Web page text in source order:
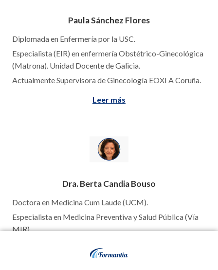
Paula Sánchez Flores
Diplomada en Enfermería por la USC.
Especialista (EIR) en enfermería Obstétrico-Ginecológica
(Matrona). Unidad Docente de Galicia.
Actualmente Supervisora de Ginecología EOXI A Coruña.
Leer más
Dra. Berta Candia Bouso
Doctora en Medicina Cum Laude (UCM).
Especialista en Medicina Preventiva y Salud Pública (Vía
MIR).
Gallega de Calidad Asistencial.